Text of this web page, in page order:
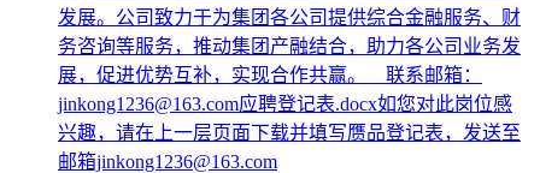
发展。公司致力于为集团各公司提供综合金融服务、财
务咨询等服务，推动集团产融结合，助力各公司业务发
展，促进优势互补，实现合作共赢。 联系邮箱：
jinkong1236@163.com应聘登记表.docx如您对此岗位感
兴趣，请在上一层页面下载并填写赝品登记表，发送至
邮箱jinkong1236@163.com